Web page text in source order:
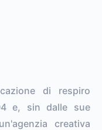
di respiro
e, sin dalle sue
creativa